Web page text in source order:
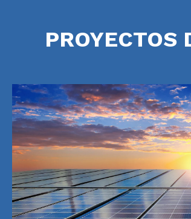
PROYECTOS